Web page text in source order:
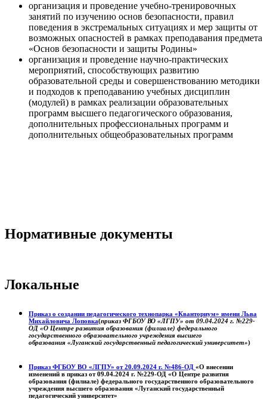
организация и проведение учебно-тренировочных
занятий по изучению основ безопасности, правил
поведения в экстремальных ситуациях и мер защиты от
возможных опасностей в рамках преподавания предмета
«Основ безопасности и защиты Родины»
организация и проведение научно-практических
мероприятий, способствующих развитию
образовательной среды и совершенствованию методики
и подходов к преподаванию учебных дисциплин
(модулей) в рамках реализации образовательных
программ высшего педагогического образования,
дополнительных профессиональных программ и
дополнительных общеобразовательных программ
Нормативные документы
Локальные
Приказ о создании педагогического технопарка «Кванториум» имени Льва
Михайловича Лоповка(приказ ФГБОУ ВО «ЛГПУ» от 09.04.2024 г. №229-
ОД «О Центре развития образования (филиале) федерального
государственного образовательного учреждения высшего
образования «Луганский государственный педагогический университет»)
Приказ ФГБОУ ВО «ЛГПУ» от 20.09.2024 г. №486-ОД «О внесении
изменений в приказ от 09.04.2024 г. №229-ОД «О Центре развития
образования (филиале) федерального государственного образовательного
учреждения высшего образования «Луганский государственный
педагогический университет»